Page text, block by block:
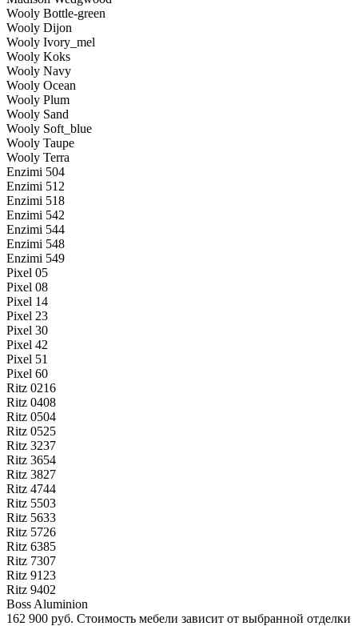
Wooly Bottle-green
Wooly Dijon
Wooly Ivory_mel
Wooly Koks
Wooly Navy
Wooly Ocean
Wooly Plum
Wooly Sand
Wooly Soft_blue
Wooly Taupe
Wooly Terra
Enzimi 504
Enzimi 512
Enzimi 518
Enzimi 542
Enzimi 544
Enzimi 548
Enzimi 549
Pixel 05
Pixel 08
Pixel 14
Pixel 23
Pixel 30
Pixel 42
Pixel 51
Pixel 60
Ritz 0216
Ritz 0408
Ritz 0504
Ritz 0525
Ritz 3237
Ritz 3654
Ritz 3827
Ritz 4744
Ritz 5503
Ritz 5633
Ritz 5726
Ritz 6385
Ritz 7307
Ritz 9123
Ritz 9402
Boss Aluminion
162 900 руб. Стоимость мебели зависит от выбранной отделки